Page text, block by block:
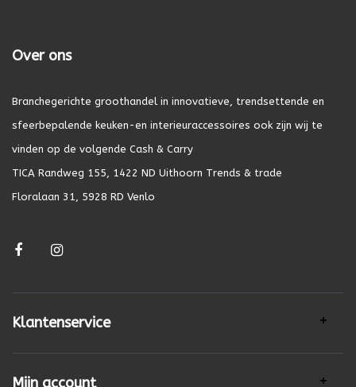
Over ons
Branchegerichte groothandel in innovatieve, trendsettende en
sfeerbepalende keuken-en interieuraccessoires ook zijn wij te
vinden op de volgende Cash & Carry
TICA Randweg 155, 1422 ND Uithoorn Trends & trade
Floralaan 31, 5928 RD Venlo
Klantenservice
Mijn account